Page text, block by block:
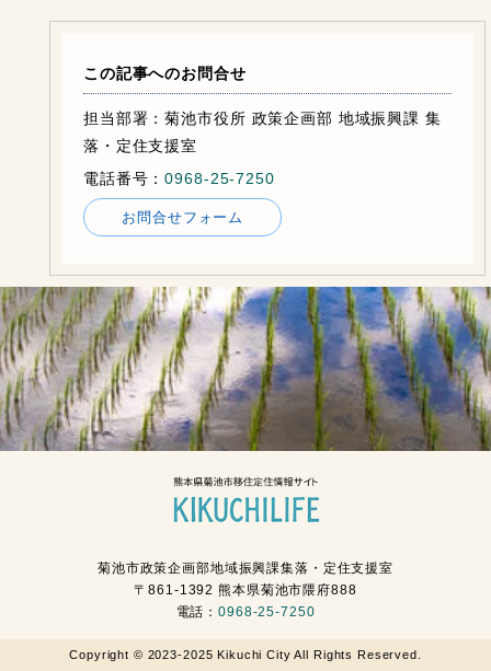
この記事へのお問合せ
担当部署：菊池市役所 政策企画部 地域振興課 集
落・定住支援室
電話番号：0968-25-7250
お問合せフォーム
菊池市政策企画部地域振興課集落・定住支援室
〒861-1392 熊本県菊池市隈府888
電話：0968-25-7250
Copyright © 2023-2025 Kikuchi City All Rights Reserved.